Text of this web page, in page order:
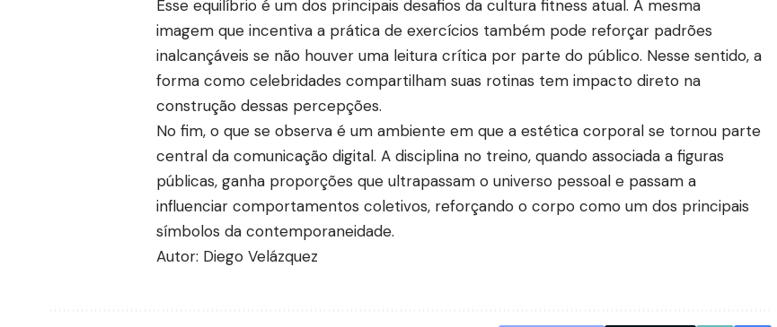
Esse equilíbrio é um dos principais desafios da cultura fitness atual. A mesma
imagem que incentiva a prática de exercícios também pode reforçar padrões
inalcançáveis se não houver uma leitura crítica por parte do público. Nesse sentido, a
forma como celebridades compartilham suas rotinas tem impacto direto na
construção dessas percepções.
No fim, o que se observa é um ambiente em que a estética corporal se tornou parte
central da comunicação digital. A disciplina no treino, quando associada a figuras
públicas, ganha proporções que ultrapassam o universo pessoal e passam a
influenciar comportamentos coletivos, reforçando o corpo como um dos principais
símbolos da contemporaneidade.
Autor: Diego Velázquez